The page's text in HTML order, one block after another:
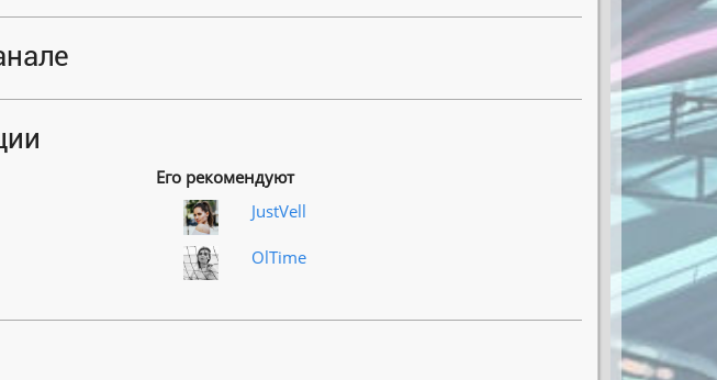
Его рекомендуют
JustVell
OlTime